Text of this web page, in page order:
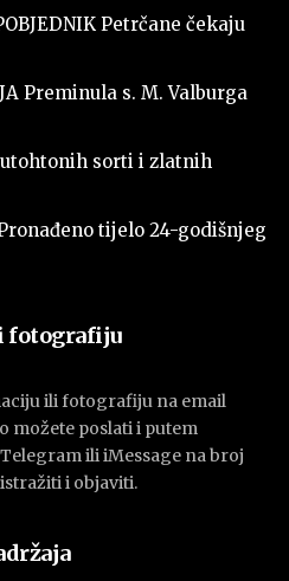
Petrčane čekaju
Preminula s. M. Valburga
sorti i zlatnih
tijelo 24-godišnjeg
fotografiju
ili fotografiju na email
možete poslati i putem
ili iMessage na broj
i objaviti.